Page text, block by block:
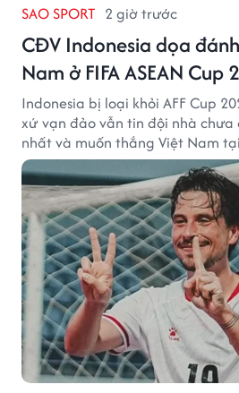
SAO SPORT 2 giờ trước
CĐV Indonesia dọa
Nam ở FIFA ASEAN Cup
Indonesia bị loại khỏi AFF Cup
xứ vạn đảo vẫn tin đội nhà
nhất và muốn thắng Việt Nam tại
2026.